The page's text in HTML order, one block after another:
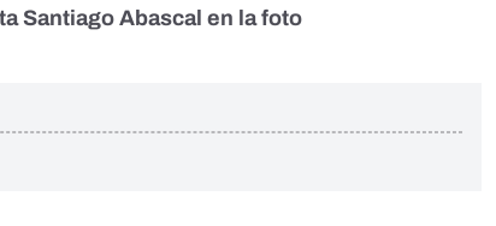
Santiago Abascal en la foto